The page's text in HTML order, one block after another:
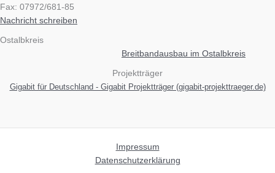
Fax: 07972/681-85
Nachricht schreiben
Ostalbkreis
Breitbandausbau im Ostalbkreis
Projektträger
Gigabit für Deutschland - Gigabit Projektträger (gigabit-projekttraeger.de)
Impressum
Datenschutzerklärung